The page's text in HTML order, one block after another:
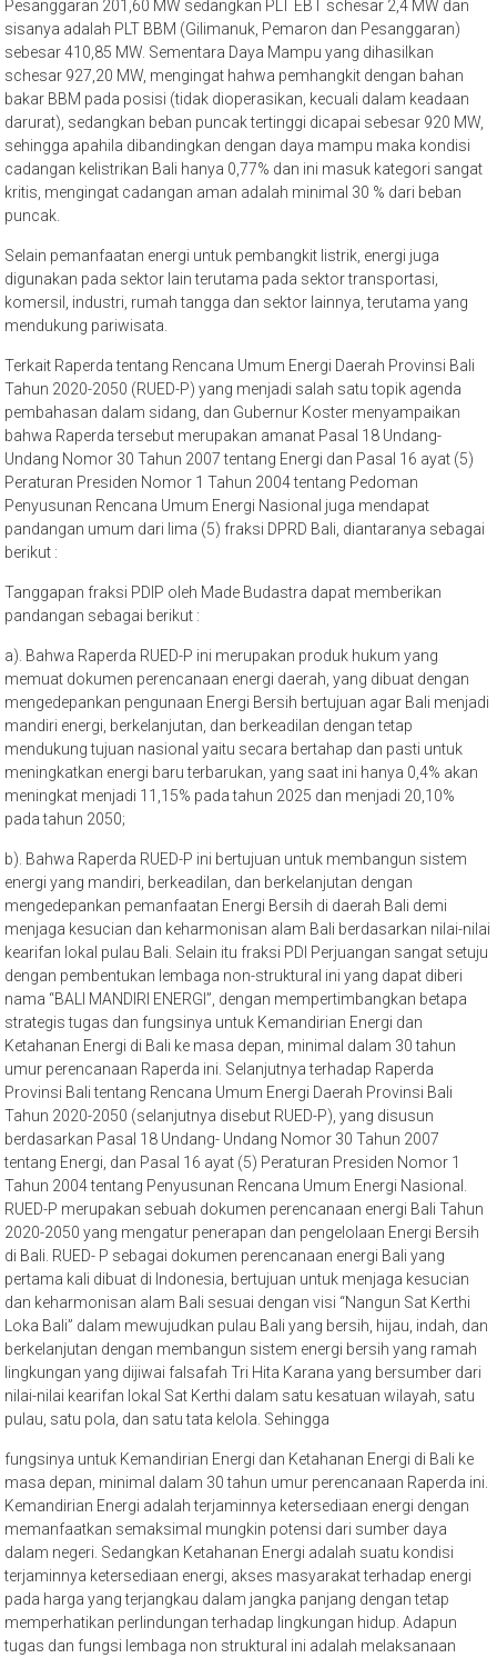
Pesanggaran 201,60 MW sedangkan PLT EBT schesar 2,4 MW dan
sisanya adalah PLT BBM (Gilimanuk, Pemaron dan Pesanggaran)
sebesar 410,85 MW. Sementara Daya Mampu yang dihasilkan
schesar 927,20 MW, mengingat hahwa pemhangkit dengan bahan
bakar BBM pada posisi (tidak dioperasikan, kecuali dalam keadaan
darurat), sedangkan beban puncak tertinggi dicapai sebesar 920 MW,
sehingga apahila dibandingkan dengan daya mampu maka kondisi
cadangan kelistrikan Bali hanya 0,77% dan ini masuk kategori sangat
kritis, mengingat cadangan aman adalah minimal 30 % dari beban
puncak.
Selain pemanfaatan energi untuk pembangkit listrik, energi juga
digunakan pada sektor lain terutama pada sektor transportasi,
komersil, industri, rumah tangga dan sektor lainnya, terutama yang
mendukung pariwisata.
Terkait Raperda tentang Rencana Umum Energi Daerah Provinsi Bali
Tahun 2020-2050 (RUED-P) yang menjadi salah satu topik agenda
pembahasan dalam sidang, dan Gubernur Koster menyampaikan
bahwa Raperda tersebut merupakan amanat Pasal 18 Undang-
Undang Nomor 30 Tahun 2007 tentang Energi dan Pasal 16 ayat (5)
Peraturan Presiden Nomor 1 Tahun 2004 tentang Pedoman
Penyusunan Rencana Umum Energi Nasional juga mendapat
pandangan umum dari lima (5) fraksi DPRD Bali, diantaranya sebagai
berikut :
Tanggapan fraksi PDIP oleh Made Budastra dapat memberikan
pandangan sebagai berikut :
a). Bahwa Raperda RUED-P ini merupakan produk hukum yang
memuat dokumen perencanaan energi daerah, yang dibuat dengan
mengedepankan pengunaan Energi Bersih bertujuan agar Bali menjadi
mandiri energi, berkelanjutan, dan berkeadilan dengan tetap
mendukung tujuan nasional yaitu secara bertahap dan pasti untuk
meningkatkan energi baru terbarukan, yang saat ini hanya 0,4% akan
meningkat menjadi 11,15% pada tahun 2025 dan menjadi 20,10%
pada tahun 2050;
b). Bahwa Raperda RUED-P ini bertujuan untuk membangun sistem
energi yang mandiri, berkeadilan, dan berkelanjutan dengan
mengedepankan pemanfaatan Energi Bersih di daerah Bali demi
menjaga kesucian dan keharmonisan alam Bali berdasarkan nilai-nilai
kearifan lokal pulau Bali. Selain itu fraksi PDI Perjuangan sangat setuju
dengan pembentukan lembaga non-struktural ini yang dapat diberi
nama “BALI MANDIRI ENERGI”, dengan mempertimbangkan betapa
strategis tugas dan fungsinya untuk Kemandirian Energi dan
Ketahanan Energi di Bali ke masa depan, minimal dalam 30 tahun
umur perencanaan Raperda ini. Selanjutnya terhadap Raperda
Provinsi Bali tentang Rencana Umum Energi Daerah Provinsi Bali
Tahun 2020-2050 (selanjutnya disebut RUED-P), yang disusun
berdasarkan Pasal 18 Undang- Undang Nomor 30 Tahun 2007
tentang Energi, dan Pasal 16 ayat (5) Peraturan Presiden Nomor 1
Tahun 2004 tentang Penyusunan Rencana Umum Energi Nasional.
RUED-P merupakan sebuah dokumen perencanaan energi Bali Tahun
2020-2050 yang mengatur penerapan dan pengelolaan Energi Bersih
di Bali. RUED- P sebagai dokumen perencanaan energi Bali yang
pertama kali dibuat di Indonesia, bertujuan untuk menjaga kesucian
dan keharmonisan alam Bali sesuai dengan visi “Nangun Sat Kerthi
Loka Bali” dalam mewujudkan pulau Bali yang bersih, hijau, indah, dan
berkelanjutan dengan membangun sistem energi bersih yang ramah
lingkungan yang dijiwai falsafah Tri Hita Karana yang bersumber dari
nilai-nilai kearifan lokal Sat Kerthi dalam satu kesatuan wilayah, satu
pulau, satu pola, dan satu tata kelola. Sehingga
fungsinya untuk Kemandirian Energi dan Ketahanan Energi di Bali ke
masa depan, minimal dalam 30 tahun umur perencanaan Raperda ini.
Kemandirian Energi adalah terjaminnya ketersediaan energi dengan
memanfaatkan semaksimal mungkin potensi dari sumber daya
dalam negeri. Sedangkan Ketahanan Energi adalah suatu kondisi
terjaminnya ketersediaan energi, akses masyarakat terhadap energi
pada harga yang terjangkau dalam jangka panjang dengan tetap
memperhatikan perlindungan terhadap lingkungan hidup. Adapun
tugas dan fungsi lembaga non struktural ini adalah melaksanaan